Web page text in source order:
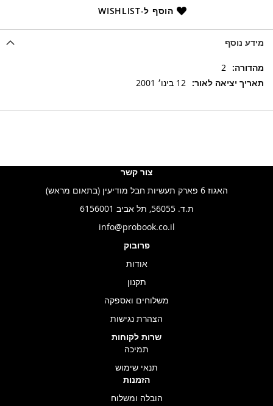
הוסף ל-WISHLIST
מידע נוסף
מידע
נוסף
2
12 בינו׳ 2001
צור קשר
האגוז 6 פארק תעשיות חבל מודיעין (בתאום מראש)
ת.ד. 56055, תל אביב 6156001
info@probook.co.il
פרובוק
אודות
תקנון
משלוחים ואספקה
הצהרת נגישות
שרות לקוחות
תמיכה
תנאי שימוש
הזמנות
הובלה ומשלוח